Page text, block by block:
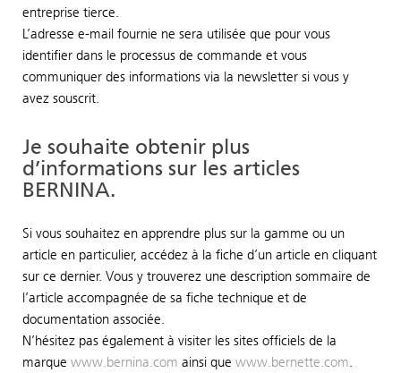
entreprise tierce.
L’adresse e-mail fournie ne sera utilisée que pour vous
identifier dans le processus de commande et vous
communiquer des informations via la newsletter si vous y
avez souscrit.
Je souhaite obtenir plus
d’informations sur les articles
BERNINA.
Si vous souhaitez en apprendre plus sur la gamme ou un
article en particulier, accédez à la fiche d’un article en cliquant
sur ce dernier. Vous y trouverez une description sommaire de
l’article accompagnée de sa fiche technique et de
documentation associée.
N’hésitez pas également à visiter les sites officiels de la
marque www.bernina.com ainsi que www.bernette.com